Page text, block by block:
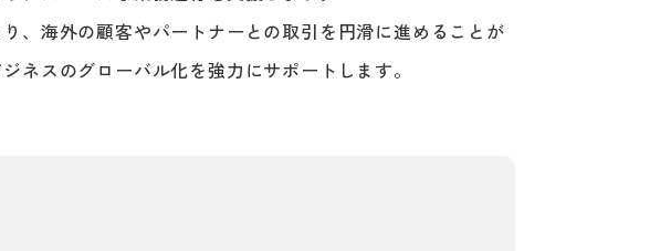
り、海外の顧客やパートナーとの取引を円滑に進めることが
ネスのグローバル化を強力にサポートします。